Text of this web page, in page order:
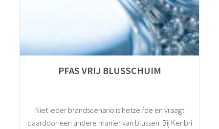
PFAS VRIJ BLUSSCHUIM
Niet ieder brandscenario is hetzelfde en vraagt
daardoor een andere manier van blussen. Bij Kenbri